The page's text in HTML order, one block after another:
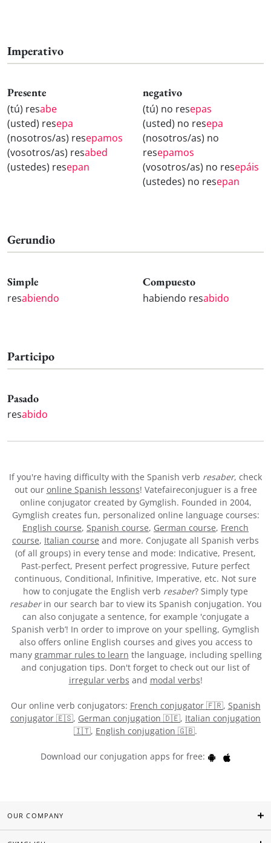
Imperativo
Presente
(tú) resabe
(usted) resepa
(nosotros/as) resepamos
(vosotros/as) resabed
(ustedes) resepan
negativo
(tú) no resepas
(usted) no resepa
(nosotros/as) no
resepamos
(vosotros/as) no resepáis
(ustedes) no resepan
Gerundio
Simple
resabiendo
Compuesto
habiendo resabido
Participo
Pasado
resabido
If you're having difficulty with the Spanish verb resaber, check
out our online Spanish lessons! Vatefaireconjuguer is a free
online conjugator created by Gymglish. Founded in 2004,
Gymglish creates fun, personalized online language courses:
English course, Spanish course, German course, French
course, Italian course and more. Conjugate all Spanish verbs
(of all groups) in every tense and mode: Indicative, Present,
Past-perfect, Present perfect progressive, Future perfect
continuous, Conditional, Infinitive, Imperative, etc. Not sure
how to conjugate the English verb resaber? Simply type
resaberin our search bar to view its Spanish conjugation. You
can also conjugate a sentence, for example 'conjugate a
Spanish verb’! In order to improve on your spelling, Gymglish
also offers online English courses and gives you access to
many grammar rules to learn the language, including spelling
and conjugation tips. Don't forget to check out our list of
irregular verbs and modal verbs!
Our online verb conjugators: French conjugator 🇫🇷, Spanish
conjugator 🇪🇸, German conjugation 🇩🇪, Italian conjugation
🇮🇹, English conjugation 🇬🇧.
Download our conjugation apps for free:
OUR COMPANY